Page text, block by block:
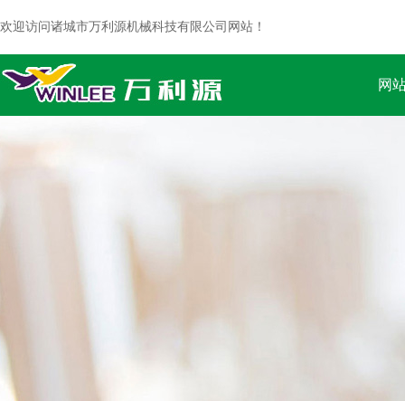
欢迎访问诸城市万利源机械科技有限公司网站！
网